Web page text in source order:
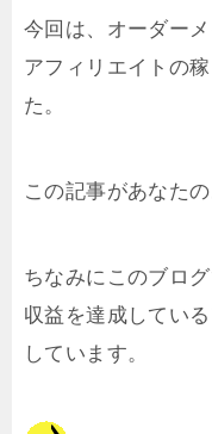
今回は、オーダー
アフィリエイトの
た。
この記事があなた
ちなみにこのブロ
収益を達成してい
しています。